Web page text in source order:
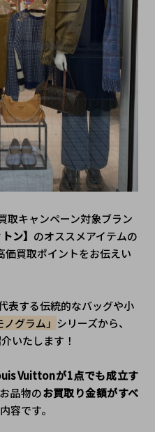
取キャンペーン対象ブラン
ン】 のオススメアイテムの
価買取ポイントをお伝えい
表する伝統的なバッグや小
ノグラム」 シリーズから、
いたします！
Vuittonが1点でも成立す
品物のお買取り金額がすべ
容です。